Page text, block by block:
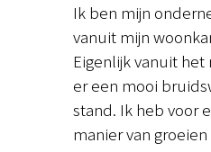
Ik ben mijn
vanuit mijn
Eigenlijk vanuit het
er een mooi
stand. Ik heb voor
manier van